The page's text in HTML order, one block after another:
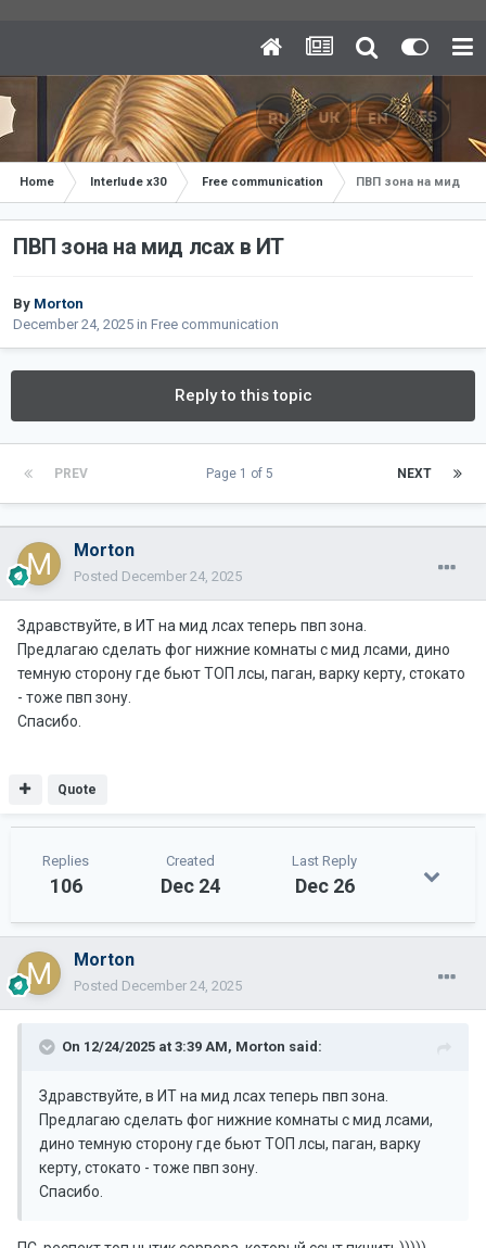
Home Interlude x30 Free communication ПВП зона на мид
ПВП зона на мид лсах в ИТ
By Morton
December 24, 2025 in Free communication
Reply to this topic
PREV NEXT
Page 1 of 5
Morton
Posted December 24, 2025
Здравствуйте, в ИТ на мид лсах теперь пвп зона.
Предлагаю сделать фог нижние комнаты с мид лсами, дино
темную сторону где бьют ТОП лсы, паган, варку керту, стокато
- тоже пвп зону.
Спасибо.
Quote
Replies
106
Created
Dec 24
Last Reply
Dec 26
Morton
Posted December 24, 2025
On 12/24/2025 at 3:39 AM, Morton said:
Здравствуйте, в ИТ на мид лсах теперь пвп зона.
Предлагаю сделать фог нижние комнаты с мид лсами,
дино темную сторону где бьют ТОП лсы, паган, варку
керту, стокато - тоже пвп зону.
Спасибо.